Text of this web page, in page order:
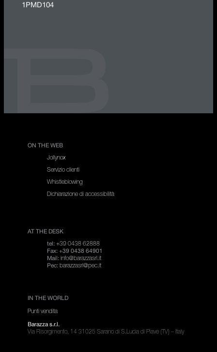
1PMD104
ON THE WEB
Jollynox
Servizio clienti
Whistleblowing
Dichiarazione di accessibilità
AT THE DESK
tel: +39 0438 62888
Fax: +39 0438 64901
Mail: info@barazzasrl.it
Pec: barazzasrl@pec.it
IN THE WORLD
Punti vendita
Barazza s.r.l.
Via Risorgimento, 14 31025 Sarano di S.Lucia di Piave (TV) – Italy